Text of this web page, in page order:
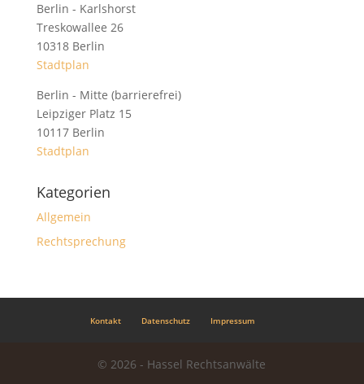
Berlin - Karlshorst
Treskowallee 26
10318 Berlin
Stadtplan
Berlin - Mitte (barrierefrei)
Leipziger Platz 15
10117 Berlin
Stadtplan
Kategorien
Allgemein
Rechtsprechung
Kontakt Datenschutz Impressum
© 2026 - Hassel Rechtsanwälte